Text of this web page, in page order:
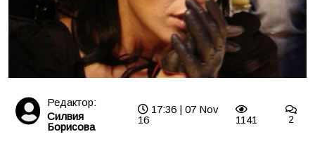
Редактор:
Силвия
Борисова
17:36 | 07 Nov
16
1141 2